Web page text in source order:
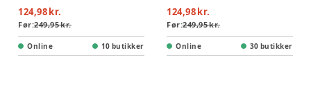
124,98 kr.
Før:249,95 kr.
Online 10 butikker
124,98 kr.
Før:249,95 kr.
Online 30 butikker